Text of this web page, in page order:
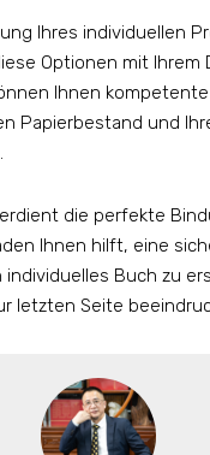
Ihres individuellen
Optionen mit Ihrem
Ihnen
Papierbestand und
die perfekte
Ihnen hilft, eine
Buch zu
letzten Seite